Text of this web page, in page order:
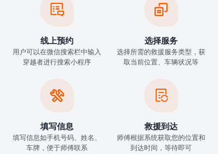

线上预约
用户可以在微信搜索栏中输入
穿越者进行搜索小程序

选择服务
选择所需的救援服务类型，获
取当前位置、车辆状况等

填写信息
填写信息如手机号码、姓名、
车牌，便于师傅联系

救援到达
师傅根据系统获取您的位置和
到达时间，等待即可